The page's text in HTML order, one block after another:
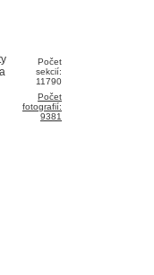
Počet
sekcií:
11790
Počet
fotografií:
9381